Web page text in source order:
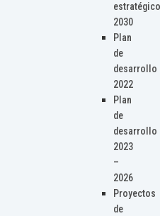
estratégico
2030
Plan
de
desarrollo
2022
Plan
de
desarrollo
2023
–
2026
Proyectos
de